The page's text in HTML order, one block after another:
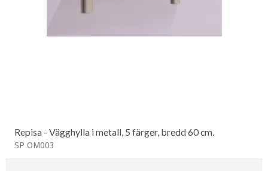
Repisa - Vägghylla i metall, 5 färger, bredd 60 cm.
SP OM003